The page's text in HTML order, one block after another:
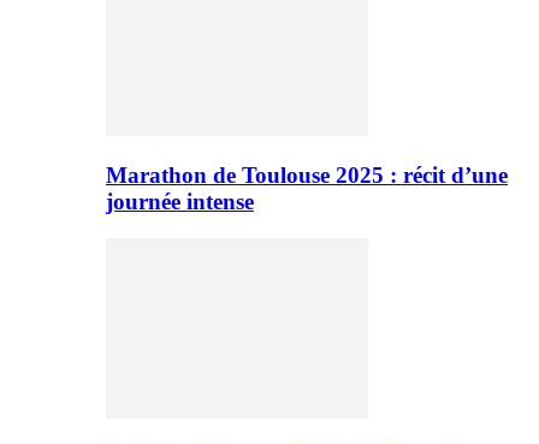
Marathon de Toulouse 2025 : récit d’une
journée intense